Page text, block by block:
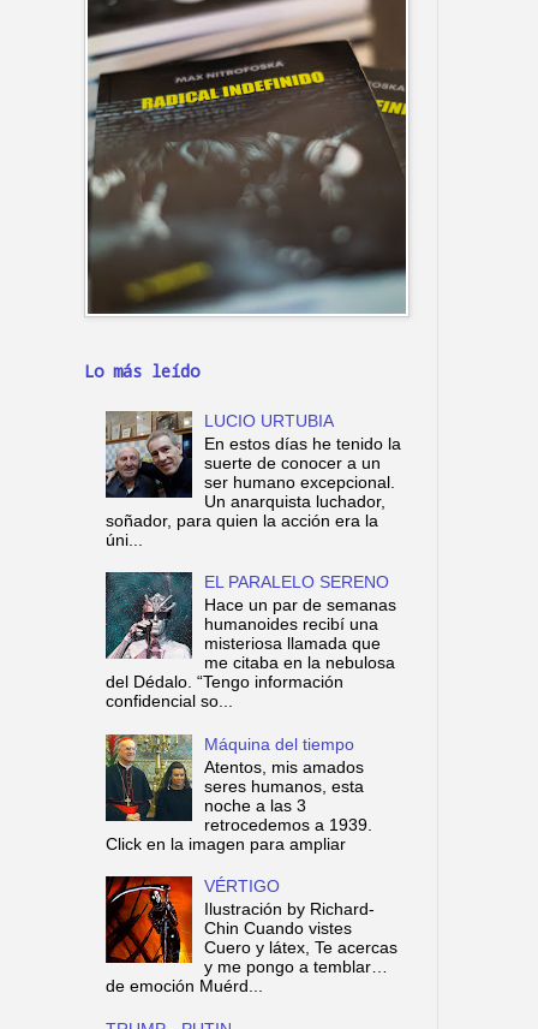
Lo más leído
LUCIO URTUBIA
En estos días he tenido la
suerte de conocer a un
ser humano excepcional.
Un anarquista luchador,
soñador, para quien la acción era la
úni...
EL PARALELO SERENO
Hace un par de semanas
humanoides recibí una
misteriosa llamada que
me citaba en la nebulosa
del Dédalo. “Tengo información
confidencial so...
Máquina del tiempo
Atentos, mis amados
seres humanos, esta
noche a las 3
retrocedemos a 1939.
Click en la imagen para ampliar
VÉRTIGO
Ilustración by Richard-
Chin Cuando vistes
Cuero y látex, Te acercas
y me pongo a temblar…
de emoción Muérd...